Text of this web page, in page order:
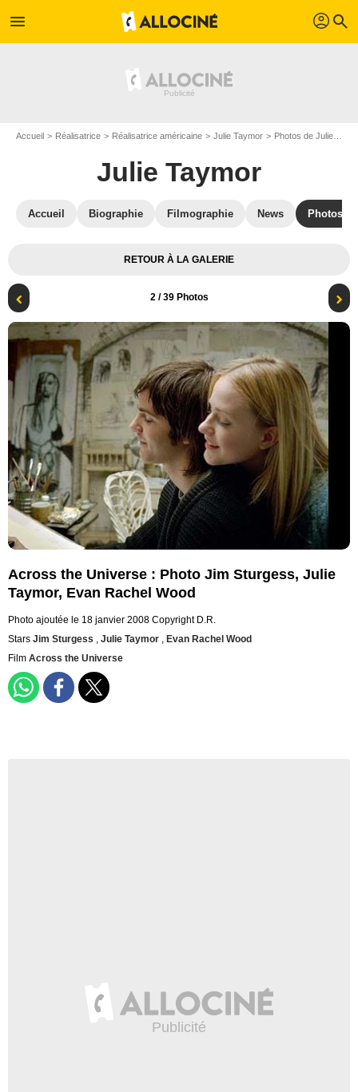
menu profil search
Accueil Réalisatrice Réalisatrice américaine Julie Taymor Photos de Julie Taymor
Julie Taymor
Accueil Biographie Filmographie News Photos
RETOUR À LA GALERIE
2/ 39 Photos
Across the Universe : Photo Jim Sturgess, Julie
Taymor, Evan Rachel Wood
Photo ajoutée le 18 janvier 2008 Copyright D.R.
Stars Jim Sturgess , Julie Taymor , Evan Rachel Wood
Film Across the Universe